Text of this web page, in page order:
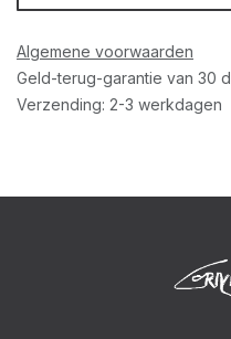
Algemene voorwaarden
Geld-terug-garantie van 30
Verzending: 2-3 werkdagen